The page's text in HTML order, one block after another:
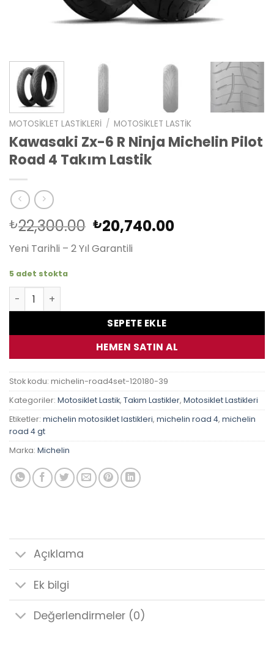
MOTOSIKLET LASTIKLERI / MOTOSIKLET LASTIK
Kawasaki Zx-6 R Ninja Michelin Pilot
Road 4 Takım Lastik
₺22,300.00 Orijinal
fiyat:
₺22,300.00.
₺20,740.00Şu
Yeni Tarihli – 2 Yıl Garantili
5 adet stokta
Kawasaki Zx-6 R Ninja Michelin Pilot Road 4 Takım Lastik
SEPETE EKLE
HEMEN SATIN AL
Stok kodu: michelin-road4set-120180-39
Kategoriler: Motosiklet Lastik, Takım Lastikler, Motosiklet Lastikleri
Etiketler: michelin motosiklet lastikleri, michelin road 4, michelin
road 4 gt
Marka: Michelin
Açıklama
Ek bilgi
Değerlendirmeler (0)